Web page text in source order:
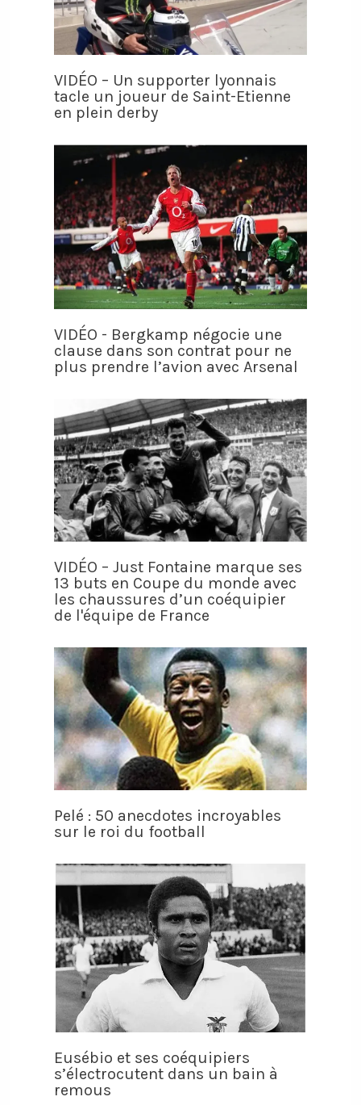
VIDÉO – Un supporter lyonnais
tacle un joueur de Saint-Etienne
en plein derby
VIDÉO - Bergkamp négocie une
clause dans son contrat pour ne
plus prendre l’avion avec Arsenal
VIDÉO – Just Fontaine marque ses
13 buts en Coupe du monde avec
les chaussures d’un coéquipier
de l'équipe de France
Pelé : 50 anecdotes incroyables
sur le roi du football
Eusébio et ses coéquipiers
s’électrocutent dans un bain à
remous